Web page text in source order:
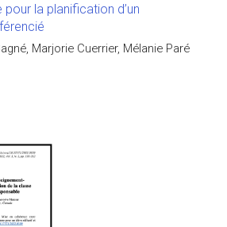
la planification d’un
Marjorie Cuerrier, Mélanie Paré